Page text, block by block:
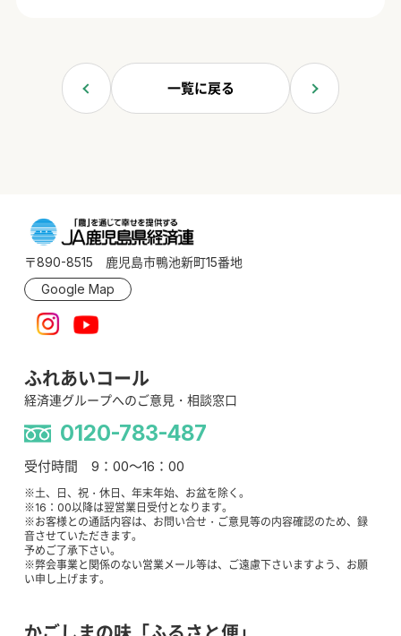
一覧に戻る
〒890-8515 鹿児島市鴨池新町15番地
Google Map
ふれあいコール
経済連グループへのご意見・相談窓口
0120-783-487
受付時間 9：00～16：00
※土、日、祝・休日、年末年始、お盆を除く。
※16：00以降は翌営業日受付となります。
※お客様との通話内容は、お問い合せ・ご意見等の内容確認のため、録
音させていただきます。
予めご了承下さい。
※弊会事業と関係のない営業メール等は、ご遠慮下さいますよう、お願
い申し上げます。